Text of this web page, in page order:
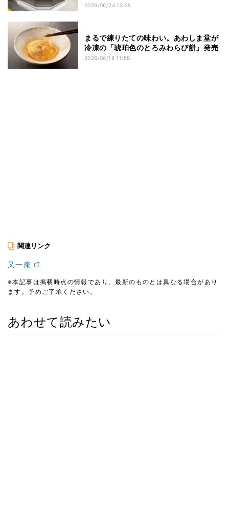
2026/06/24 13:25
まるで練りたての味わい。あわしま堂が
冷凍の「琥珀色のとろみわらび餅」発売
2026/06/18 11:58
関連リンク
又一庵
※本記事は掲載時点の情報であり、最新のものとは異なる場合があり
ます。予めご了承ください。
あわせて読みたい